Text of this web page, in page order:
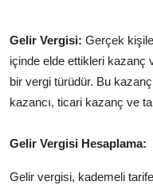
GALERİ
Gelir Vergisi: Gerçek
içinde elde ettikleri kazanç
bir vergi türüdür. Bu
kazancı, ticari kazanç ve
Gelir Vergisi Hesaplama:
Gelir vergisi, kademeli